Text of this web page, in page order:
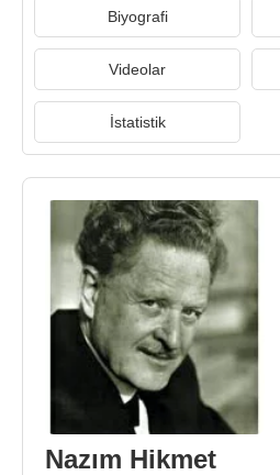
Biyografi
Videolar
İstatistik
Nazım Hikmet